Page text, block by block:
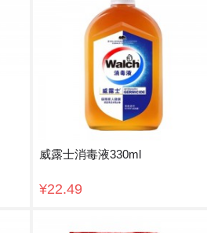
威露士消毒液330ml
¥22.49